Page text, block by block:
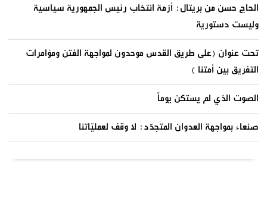
الحاج حسن من بريتال: أزمة انتخاب رئيس الجمهورية سياسية
وليست دستورية
تحت عنوان (على طريق القدس موحدون لمواجهة الفتن ومؤامرات
التفريق بين أمتنا )
الصوت الذي لم يستكن يوماً
صنعاء بمواجهة العدوان المتجدّد: لا وقف لعمليّاتنا